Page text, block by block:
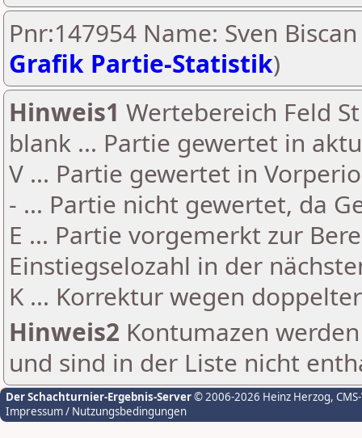
Pnr:147954 Name: Sven
Grafik Partie-Statistik)
Hinweis1 Wertebereich Feld
blank ... Partie gewertet in
V ... Partie gewertet in
- ... Partie nicht gewertet, da
E ... Partie vorgemerkt zur
Einstiegselozahl in der
K ... Korrektur wegen
Hinweis2 Kontumazen
und sind in der Liste nicht
Der Schachturnier-Ergebnis-Server© 2006-2026 Heinz Herzog,
Impressum / Nutzungsbedingungen